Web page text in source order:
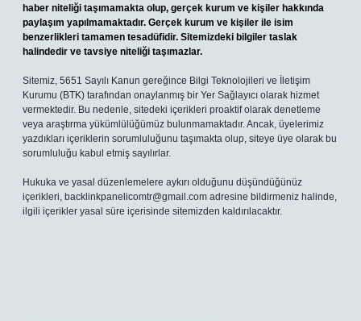
haber niteliği taşımamakta olup, gerçek kurum ve kişiler hakkında
paylaşım yapılmamaktadır. Gerçek kurum ve kişiler ile isim
benzerlikleri tamamen tesadüfidir. Sitemizdeki bilgiler taslak
halindedir ve tavsiye niteliği taşımazlar.
Sitemiz, 5651 Sayılı Kanun gereğince Bilgi Teknolojileri ve İletişim
Kurumu (BTK) tarafından onaylanmış bir Yer Sağlayıcı olarak hizmet
vermektedir. Bu nedenle, sitedeki içerikleri proaktif olarak denetleme
veya araştırma yükümlülüğümüz bulunmamaktadır. Ancak, üyelerimiz
yazdıkları içeriklerin sorumluluğunu taşımakta olup, siteye üye olarak bu
sorumluluğu kabul etmiş sayılırlar.
Hukuka ve yasal düzenlemelere aykırı olduğunu düşündüğünüz
içerikleri, backlinkpanelicomtr@gmail.com adresine bildirmeniz halinde,
ilgili içerikler yasal süre içerisinde sitemizden kaldırılacaktır.